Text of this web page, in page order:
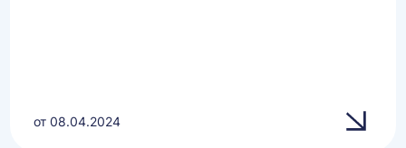
от 08.04.2024